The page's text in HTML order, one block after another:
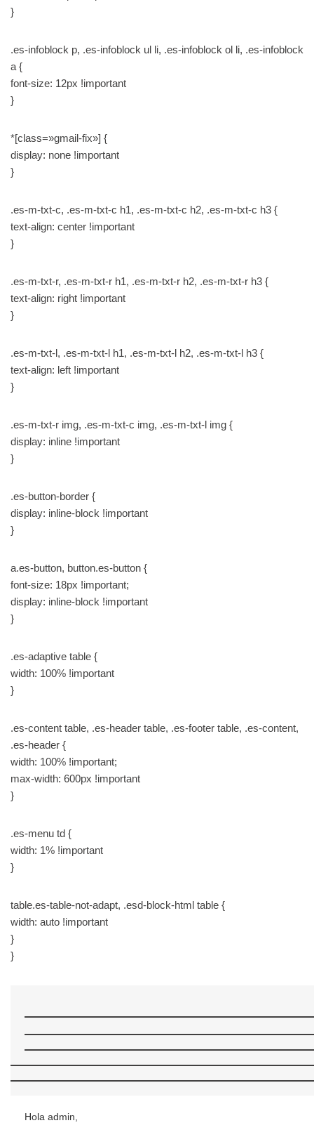
}
.es-infoblock p, .es-infoblock ul li, .es-infoblock ol li, .es-infoblock
a {
font-size: 12px !important
}
*[class=»gmail-fix»] {
display: none !important
}
.es-m-txt-c, .es-m-txt-c h1, .es-m-txt-c h2, .es-m-txt-c h3 {
text-align: center !important
}
.es-m-txt-r, .es-m-txt-r h1, .es-m-txt-r h2, .es-m-txt-r h3 {
text-align: right !important
}
.es-m-txt-l, .es-m-txt-l h1, .es-m-txt-l h2, .es-m-txt-l h3 {
text-align: left !important
}
.es-m-txt-r img, .es-m-txt-c img, .es-m-txt-l img {
display: inline !important
}
.es-button-border {
display: inline-block !important
}
a.es-button, button.es-button {
font-size: 18px !important;
display: inline-block !important
}
.es-adaptive table {
width: 100% !important
}
.es-content table, .es-header table, .es-footer table, .es-content,
.es-header {
width: 100% !important;
max-width: 600px !important
}
.es-menu td {
width: 1% !important
}
table.es-table-not-adapt, .esd-block-html table {
width: auto !important
}
}
Hola admin,